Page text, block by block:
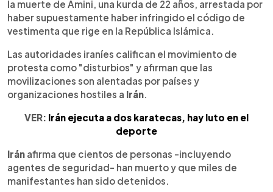
la muerte de Amini, una kurda de 22 años, arrestada por
haber supuestamente haber infringido el código de
vestimenta que rige en la República Islámica.
Las autoridades iraníes califican el movimiento de
protesta como "disturbios" y afirman que las
movilizaciones son alentadas por países y
organizaciones hostiles a Irán
VER: Irán ejecuta a dos karatecas, hay luto en el
deporte
Irán afirma que cientos de personas -incluyendo
agentes de seguridad- han muerto y que miles de
manifestantes han sido detenidos.